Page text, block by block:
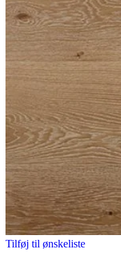
Tilføj til ønskeliste